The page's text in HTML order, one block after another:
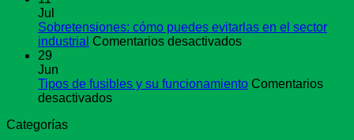
qué
sirven
aire
Jul
Sobretensiones: cómo puedes evitarlas en el sector
industrial Comentarios desactivadosen
puedes
29
Jun
Tipos de fusibles y su funcionamiento Comentarios
desactivadosen
Categorías